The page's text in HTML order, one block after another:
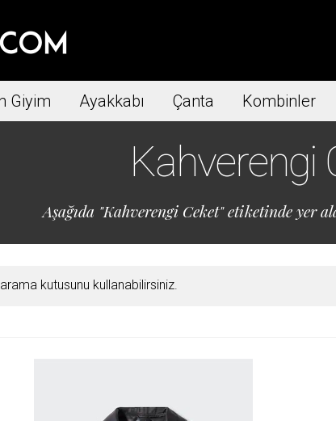
Giyim Ayakkabı Çanta Kombinler
Kahverengi
Aşağıda "Kahverengi Ceket" etiketinde yer
arama kutusunu kullanabilirsiniz.